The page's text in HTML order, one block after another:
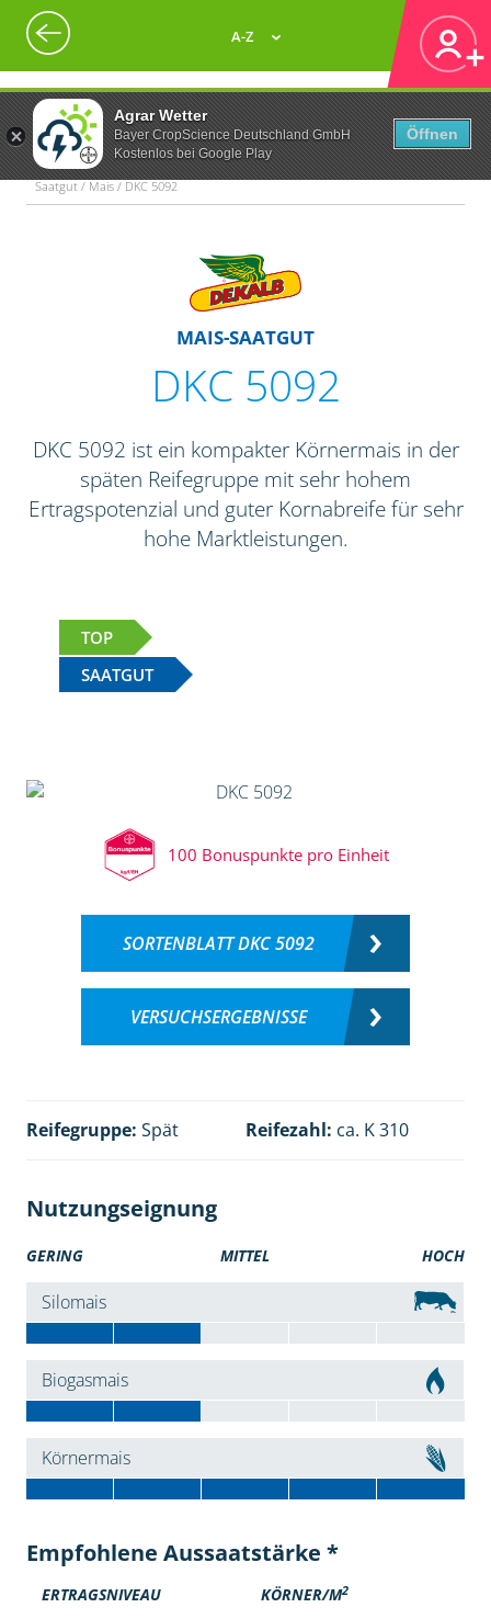
Agrar Wetter
Bayer CropScience Deutschland GmbH
Kostenlos bei Google Play
Öffnen
A-Z
Saatgut / Mais / DKC 5092
MAIS-SAATGUT
DKC 5092
DKC 5092 ist ein kompakter Körnermais in der
späten Reifegruppe mit sehr hohem
Ertragspotenzial und guter Kornabreife für sehr
hohe Marktleistungen.
TOP
SAATGUT
100 Bonuspunkte pro Einheit
SORTENBLATT DKC 5092
VERSUCHSERGEBNISSE
Reifegruppe: Spät Reifezahl: ca. K 310
Nutzungseignung
GERING MITTEL HOCH
Silomais
Biogasmais
Körnermais
Empfohlene Aussaatstärke *
ERTRAGSNIVEAU KÖRNER/M2